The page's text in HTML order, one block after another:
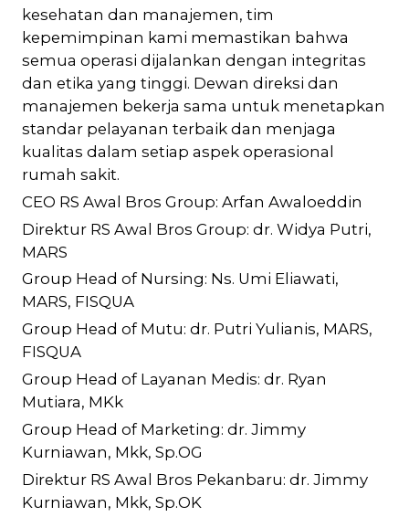
kesehatan dan manajemen, tim
kepemimpinan kami memastikan bahwa
semua operasi dijalankan dengan integritas
dan etika yang tinggi. Dewan direksi dan
manajemen bekerja sama untuk menetapkan
standar pelayanan terbaik dan menjaga
kualitas dalam setiap aspek operasional
rumah sakit.
CEO RS Awal Bros Group: Arfan Awaloeddin
Direktur RS Awal Bros Group: dr. Widya Putri,
MARS
Group Head of Nursing: Ns. Umi Eliawati,
MARS, FISQUA
Group Head of Mutu: dr. Putri Yulianis, MARS,
FISQUA
Group Head of Layanan Medis: dr. Ryan
Mutiara, MKk
Group Head of Marketing: dr. Jimmy
Kurniawan, Mkk, Sp.OG
Direktur RS Awal Bros Pekanbaru: dr. Jimmy
Kurniawan, Mkk, Sp.OK